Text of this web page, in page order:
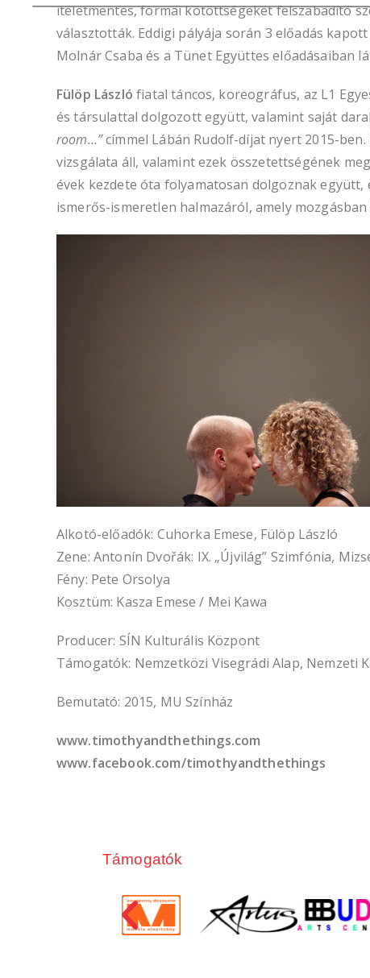
ítéletmentes, formai kötöttségeket felszabadító
választották. Eddigi pályája során 3 előadás
Molnár Csaba és a Tünet Együttes előadásaiban
Fülöp László fiatal táncos, koreográfus, az L1
és társulattal dolgozott együtt, valamint saját
room…”címmel Lábán Rudolf-díjat nyert 2015-
vizsgálata áll, valamint ezek összetettségének
évek kezdete óta folyamatosan dolgoznak együtt,
ismerős-ismeretlen halmazáról, amely
Alkotó-előadók: Cuhorka Emese, Fülöp László
Zene: Antonín Dvořák: IX. „Újvilág” Szimfónia,
Fény: Pete Orsolya
Kosztüm: Kasza Emese / Mei Kawa
Producer: SÍN Kulturális Központ
Támogatók: Nemzetközi Visegrádi Alap, Nemzeti
Bemutató: 2015, MU Színház
www.timothyandthethings.com
www.facebook.com/timothyandthethings
Támogatók